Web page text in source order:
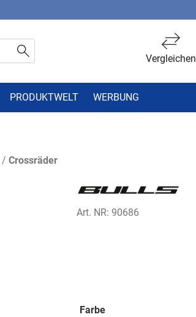
Vergleichen
PRODUKTWELT WERBUNG
/ Crossräder
Art. NR: 90686
Farbe